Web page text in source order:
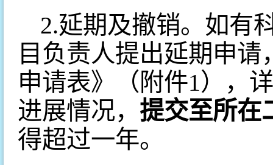
2.延期及撤销。如有
目负责人提出延期申
申请表》（附件1），
进展情况， 提交至所在
得超过一年。